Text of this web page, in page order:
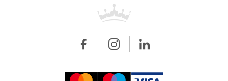
Velkoobchod
Velkoobchod
O společnosti Carollinum